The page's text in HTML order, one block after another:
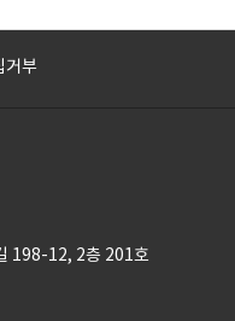
거부
198-12, 2층 201호